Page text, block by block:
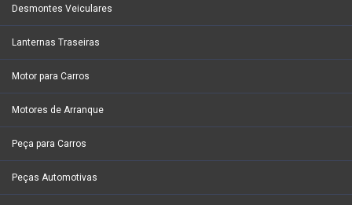
Desmontes Veiculares
Lanternas Traseiras
Motor para Carros
Motores de Arranque
Peça para Carros
Peças Automotivas